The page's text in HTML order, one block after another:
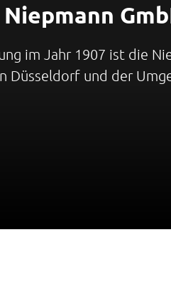
Niepmann
im Jahr 1907 ist die
Düsseldorf und der